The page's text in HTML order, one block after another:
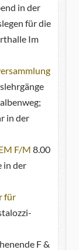
in der
für die
Im
in der
F/M 8.00
in der
für
F &